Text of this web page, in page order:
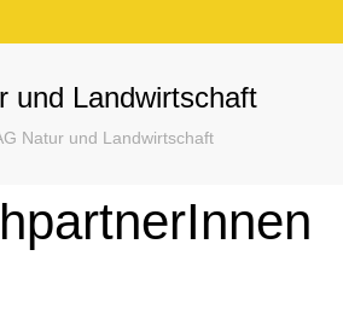
und Landwirtschaft
sich hier:
Natur und Landwirtschaft
öffnen